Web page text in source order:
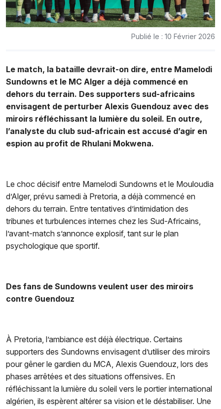
Publié le : 10 Février 2026
Le match, la bataille devrait-on dire, entre Mamelodi
Sundowns et le MC Alger a déjà commencé en
dehors du terrain. Des supporters sud-africains
envisagent de perturber Alexis Guendouz avec des
miroirs réfléchissant la lumière du soleil. En outre,
l’analyste du club sud-africain est accusé d’agir en
espion au profit de Rhulani Mokwena.
Le choc décisif entre Mamelodi Sundowns et le Mouloudia
d’Alger, prévu samedi à Pretoria, a déjà commencé en
dehors du terrain. Entre tentatives d’intimidation des
tribunes et turbulences internes chez les Sud-Africains,
l’avant-match s’annonce explosif, tant sur le plan
psychologique que sportif.
Des fans de Sundowns veulent user des miroirs
contre Guendouz
À Pretoria, l’ambiance est déjà électrique. Certains
supporters des Sundowns envisagent d’utiliser des miroirs
pour gêner le gardien du MCA, Alexis Guendouz, lors des
phases arrêtées et des situations offensives. En
réfléchissant la lumière du soleil vers le portier international
algérien, ils espèrent altérer sa vision et le déstabiliser. Une